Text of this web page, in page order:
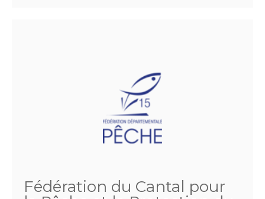
Fédération du Cantal pour